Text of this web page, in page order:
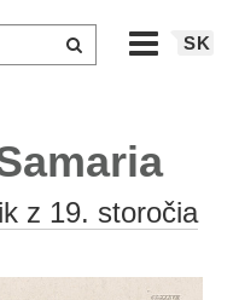
SK
z 19. storočia